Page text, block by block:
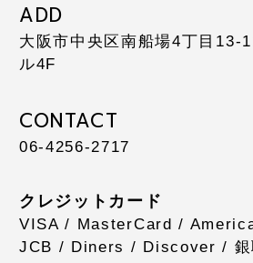
ADD
大阪市中央区南船場4丁目13-
ル4F
CONTACT
06-4256-2717
クレジットカード
VISA / MasterCard /
JCB / Diners / Discover / 銀